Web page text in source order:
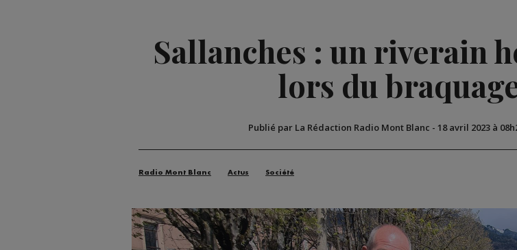
Sallanches : un riverain
lors du
Publié par La Rédaction Radio Mont Blanc - 18 avril 2023 à
Radio Mont Blanc Actus Société